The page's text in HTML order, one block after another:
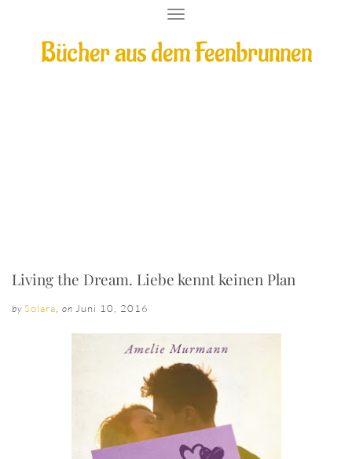
Bücher aus dem Feenbrunnen
T
G
Living the Dream. Liebe kennt keinen Plan
by Solara on Juni 10, 2016